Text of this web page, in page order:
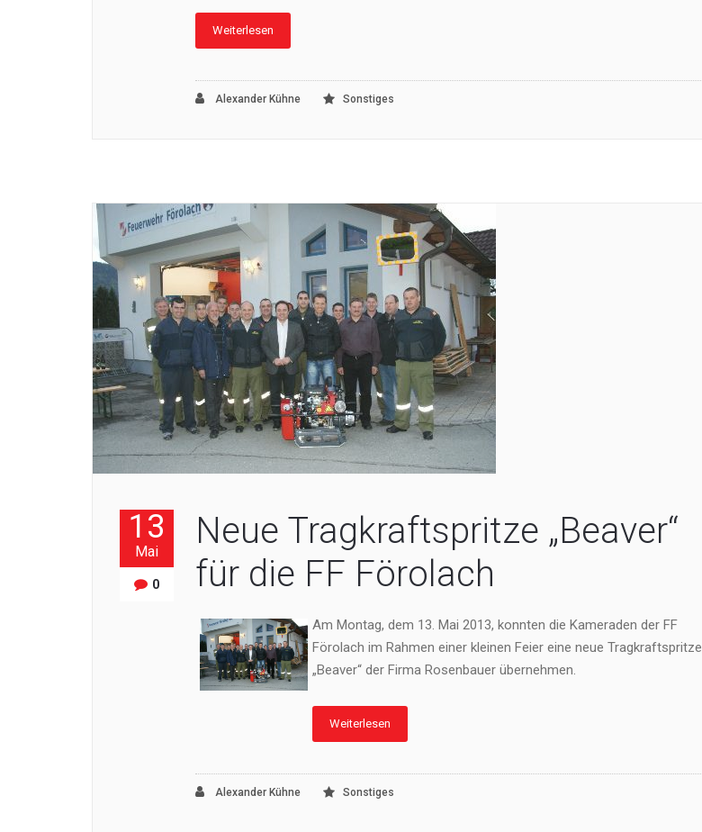
Weiterlesen
Alexander Kühne Sonstiges
13
Mai
0
Neue Tragkraftspritze „Beaver“
für die FF Förolach
Am Montag, dem 13. Mai 2013, konnten die Kameraden der FF
Förolach im Rahmen einer kleinen Feier eine neue Tragkraftspritze
„Beaver“ der Firma Rosenbauer übernehmen.
Weiterlesen
Alexander Kühne Sonstiges